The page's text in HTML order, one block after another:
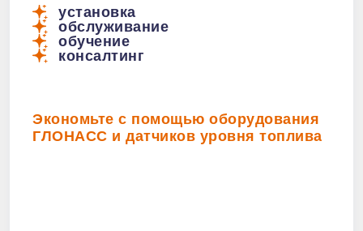
Тепловозы
Вывоз ТБО
установка
обслуживание
обучение
консалтинг
Экономьте с помощью оборудования
ГЛОНАСС и датчиков уровня топлива